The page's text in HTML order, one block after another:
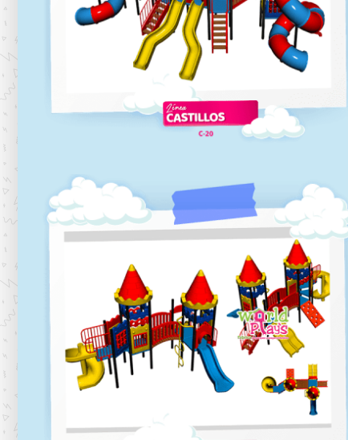
Línea castillos
C-16
Línea castillos